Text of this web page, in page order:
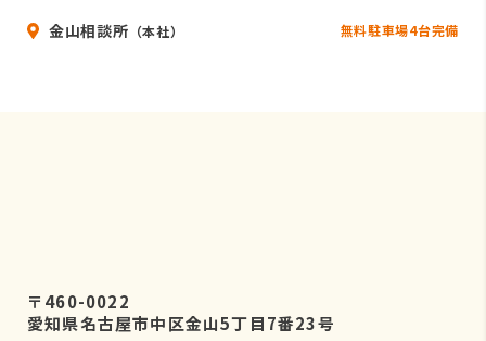
金山相談所 （本社） 無料駐車場4台完備
〒460-0022
愛知県名古屋市中区金山5丁目7番23号